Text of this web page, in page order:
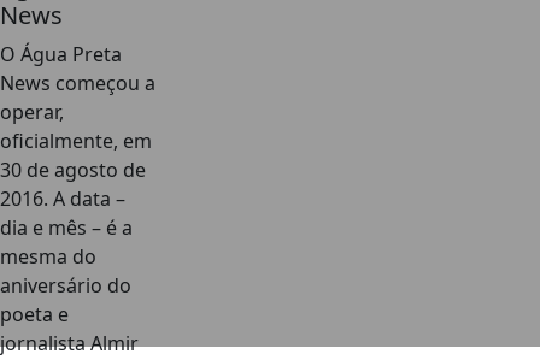
News
O Água Preta
News começou a
operar,
oficialmente, em
30 de agosto de
2016. A data –
dia e mês – é a
mesma do
aniversário do
poeta e
jornalista Almir